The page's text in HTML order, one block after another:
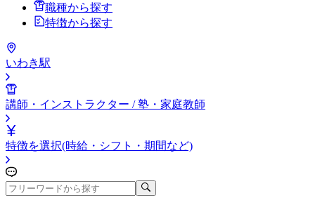
職種から探す
特徴から探す
いわき駅
講師・インストラクター / 塾・家庭教師
特徴を選択(時給・シフト・期間など)